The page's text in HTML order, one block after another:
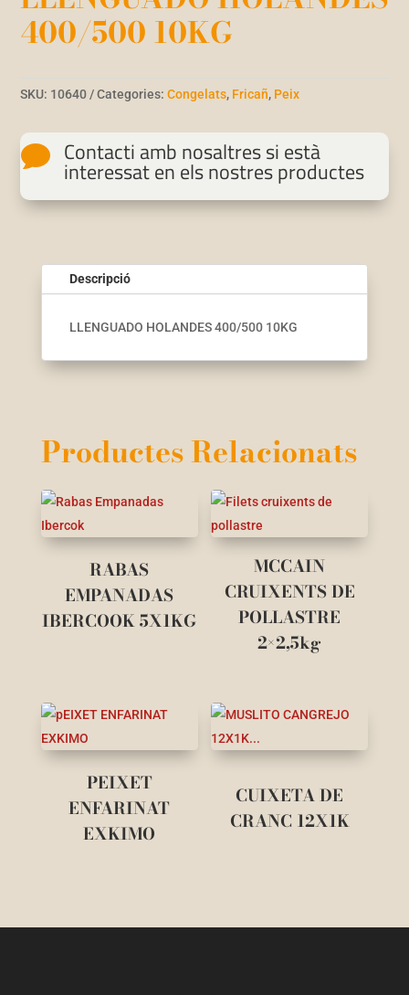
400/500 10KG
SKU: 10640 Categories:Congelats, Fricañ, Peix
 Contacti amb nosaltres si està
interessat en els nostres productes
Descripció
LLENGUADO HOLANDES 400/500 10KG
Productes Relacionats
RABAS
EMPANADAS
IBERCOOK 5X1KG
MCCAIN
CRUIXENTS DE
POLLASTRE
2×2,5kg
PEIXET
ENFARINAT
EXKIMO
CUIXETA DE
CRANC 12X1K